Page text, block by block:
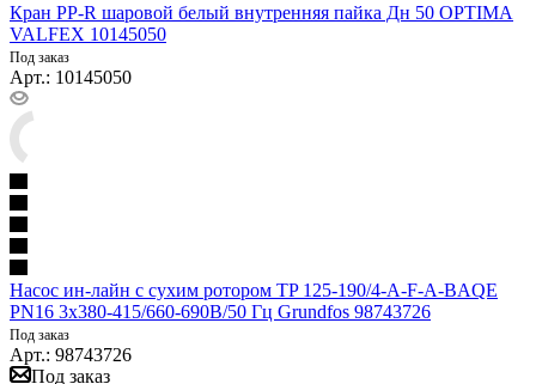
Кран PP-R шаровой белый внутренняя пайка Дн 50 OPTIMA
VALFEX 10145050
Под заказ
Арт.: 10145050
Насос ин-лайн с сухим ротором TP 125-190/4-A-F-A-BAQE
PN16 3х380-415/660-690В/50 Гц Grundfos 98743726
Под заказ
Арт.: 98743726
Под заказ